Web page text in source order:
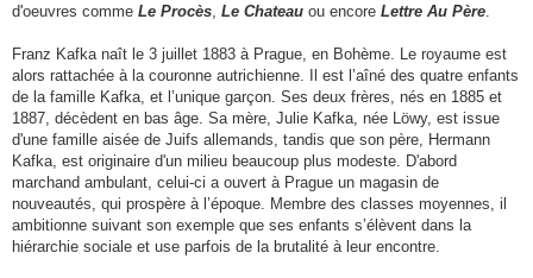
g
d'oeuvres comme Le Procès Le Chateau ou encore Lettre Au Père
Franz Kafka naît le 3 juillet 1883 à Prague, en Bohème. Le royaume est
alors rattachée à la couronne autrichienne. Il est l’aîné des quatre enfants
de la famille Kafka, et l’unique garçon. Ses deux frères, nés en 1885 et
1887, décèdent en bas âge. Sa mère, Julie Kafka, née Löwy, est issue
d'une famille aisée de Juifs allemands, tandis que son père, Hermann
Kafka, est originaire d'un milieu beaucoup plus modeste. D'abord
marchand ambulant, celui-ci a ouvert à Prague un magasin de
nouveautés, qui prospère à l’époque. Membre des classes moyennes, il
ambitionne suivant son exemple que ses enfants s’élèvent dans la
hiérarchie sociale et use parfois de la brutalité à leur encontre.